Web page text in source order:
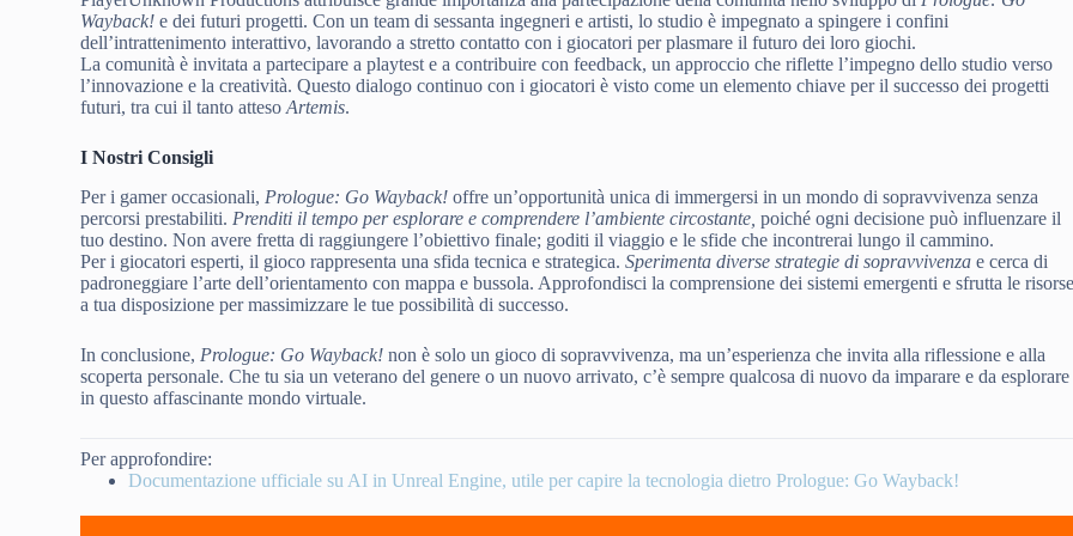
Wayback! e dei futuri progetti. Con un team di sessanta ingegneri e artisti, lo studio è impegnato a spingere i confini
dell’intrattenimento interattivo, lavorando a stretto contatto con i giocatori per plasmare il futuro dei loro giochi.
La comunità è invitata a partecipare a playtest e a contribuire con feedback, un approccio che riflette l’impegno dello studio verso
l’innovazione e la creatività. Questo dialogo continuo con i giocatori è visto come un elemento chiave per il successo dei progetti
futuri, tra cui il tanto attesoArtemis.
I Nostri Consigli
Per i gamer occasionali, Prologue: Go Wayback! offre un’opportunità unica di immergersi in un mondo di sopravvivenza senza
percorsi prestabiliti. Prenditi il tempo per esplorare e comprendere l’ambiente circostante, poiché ogni decisione può influenzare il
tuo destino. Non avere fretta di raggiungere l’obiettivo finale; goditi il viaggio e le sfide che incontrerai lungo il cammino.
Per i giocatori esperti, il gioco rappresenta una sfida tecnica e strategica.Sperimenta diverse strategie di sopravvivenza e cerca di
padroneggiare l’arte dell’orientamento con mappa e bussola. Approfondisci la comprensione dei sistemi emergenti e sfrutta le
a tua disposizione per massimizzare le tue possibilità di successo.
In conclusione, Prologue: Go Wayback! non è solo un gioco di sopravvivenza, ma un’esperienza che invita alla riflessione e alla
scoperta personale. Che tu sia un veterano del genere o un nuovo arrivato, c’è sempre qualcosa di nuovo da imparare e da esplorare
in questo affascinante mondo virtuale.
Per approfondire:
Documentazione ufficiale su AI in Unreal Engine, utile per capire la tecnologia dietro Prologue: Go Wayback!